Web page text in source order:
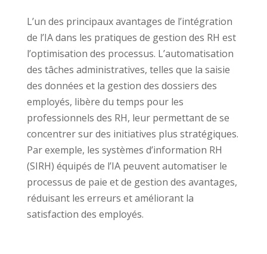
L’un des principaux avantages de l’intégration
de l’IA dans les pratiques de gestion des RH est
l’optimisation des processus. L’automatisation
des tâches administratives, telles que la saisie
des données et la gestion des dossiers des
employés, libère du temps pour les
professionnels des RH, leur permettant de se
concentrer sur des initiatives plus stratégiques.
Par exemple, les systèmes d’information RH
(SIRH) équipés de l’IA peuvent automatiser le
processus de paie et de gestion des avantages,
réduisant les erreurs et améliorant la
satisfaction des employés.